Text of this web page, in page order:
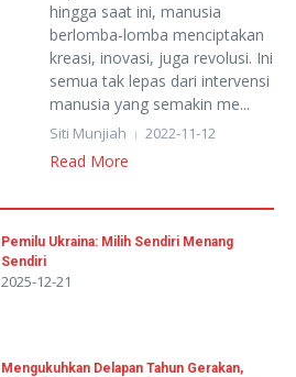
hingga saat ini, manusia
berlomba-lomba menciptakan
kreasi, inovasi, juga revolusi. Ini
semua tak lepas dari intervensi
manusia yang semakin me...
Siti Munjiah 2022-11-12
Read More
Pemilu Ukraina: Milih Sendiri Menang
Sendiri
2025-12-21
Mengukuhkan Delapan Tahun Gerakan,